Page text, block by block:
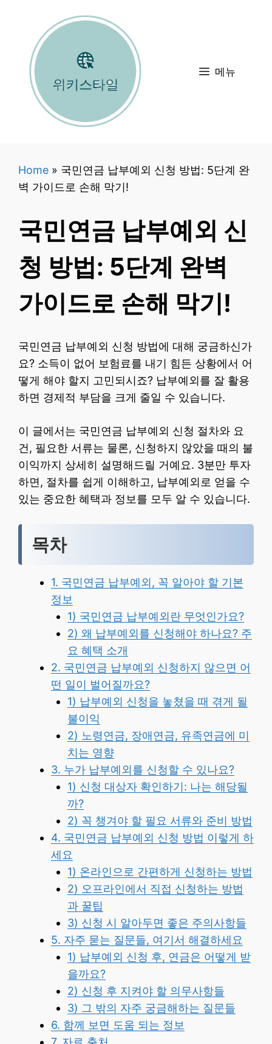
메뉴
Home » 국민연금 납부예외 신청 방법: 5단계 완
벽 가이드로 손해 막기!
국민연금 납부예외 신
청 방법: 5단계 완벽
가이드로 손해 막기!
국민연금 납부예외 신청 방법에 대해 궁금하신가
요? 소득이 없어 보험료를 내기 힘든 상황에서 어
떻게 해야 할지 고민되시죠? 납부예외를 잘 활용
하면 경제적 부담을 크게 줄일 수 있습니다.
이 글에서는 국민연금 납부예외 신청 절차와 요
건, 필요한 서류는 물론, 신청하지 않았을 때의 불
이익까지 상세히 설명해드릴 거예요. 3분만 투자
하면, 절차를 쉽게 이해하고, 납부예외로 얻을 수
있는 중요한 혜택과 정보를 모두 알 수 있습니다.
목차
1. 국민연금 납부예외, 꼭 알아야 할 기본
정보
1) 국민연금 납부예외란 무엇인가요?
2) 왜 납부예외를 신청해야 하나요? 주
요 혜택 소개
2. 국민연금 납부예외 신청하지 않으면 어
떤 일이 벌어질까요?
1) 납부예외 신청을 놓쳤을 때 겪게 될
불이익
2) 노령연금, 장애연금, 유족연금에 미
치는 영향
3. 누가 납부예외를 신청할 수 있나요?
1) 신청 대상자 확인하기: 나는 해당될
까?
2) 꼭 챙겨야 할 필요 서류와 준비 방법
4. 국민연금 납부예외 신청 방법 이렇게 하
세요
1) 온라인으로 간편하게 신청하는 방법
2) 오프라인에서 직접 신청하는 방법
과 꿀팁
3) 신청 시 알아두면 좋은 주의사항들
5. 자주 묻는 질문들, 여기서 해결하세요
1) 납부예외 신청 후, 연금은 어떻게 받
을까요?
2) 신청 후 지켜야 할 의무사항들
3) 그 밖의 자주 궁금해하는 질문들
6. 함께 보면 도움 되는 정보